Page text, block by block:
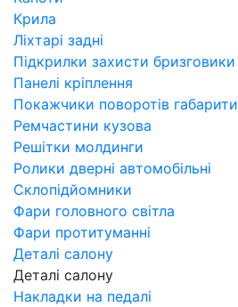
Крила
Ліхтарі задні
Підкрилки захисти бризговики
Панелі кріплення
Покажчики поворотів габарити
Ремчастини кузова
Решітки молдинги
Ролики дверні автомобільні
Склопідйомники
Фари головного світла
Фари протитуманні
Деталі салону
Деталі салону
Накладки на педалі